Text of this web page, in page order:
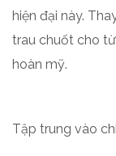
hiện đại này.
trau chuốt cho
hoàn mỹ.
Tập trung vào